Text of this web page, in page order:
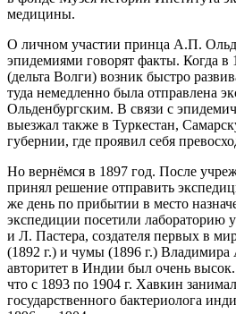
медицины.
О личном участии принца А.П.
эпидемиями говорят факты. Когда в
(дельта Волги) возник быстро
туда немедленно была отправлена
Ольденбургским. В связи с
выезжал также в Туркестан,
губернии, где проявил себя
Но вернёмся в 1897 год. После
принял решение отправить
же день по прибытии в место
экспедиции посетили
и Л. Пастера, создателя первых в
(1892 г.) и чумы (1896 г.)
авторитет в Индии был очень
что с 1893 по 1904 г. Хавкин
государственного бактериолога